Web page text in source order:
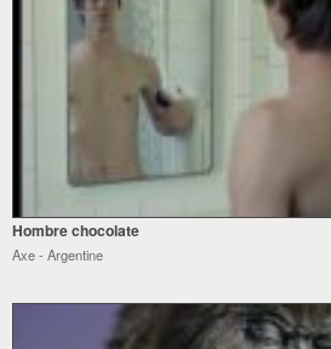
Hombre chocolate
Axe - Argentine